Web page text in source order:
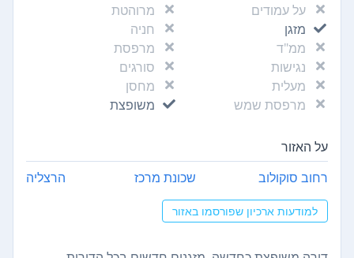
על עמודים
מרוהטת
מזגן
חניה
ממ"ד
מרפסת
נגישות
סורגים
מעלית
מחסן
מרפסת שמש
משופצת
על האזור
רחוב סוקולוב שכונת מרכז הרצליה
למודעות ארכיון שפורסמו באזור